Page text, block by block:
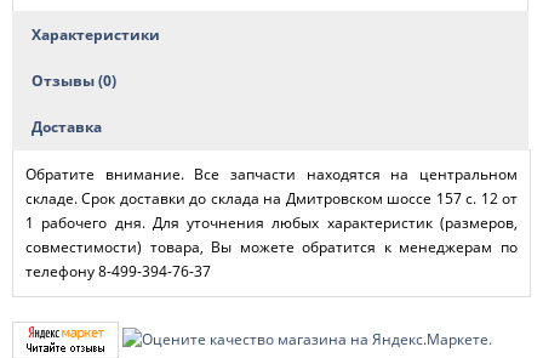
Характеристики
Отзывы (0)
Доставка
Обратите внимание. Все запчасти находятся на центральном
складе. Срок доставки до склада на Дмитровском шоссе 157 с. 12 от
1 рабочего дня. Для уточнения любых характеристик (размеров,
совместимости) товара, Вы можете обратится к менеджерам по
телефону 8-499-394-76-37